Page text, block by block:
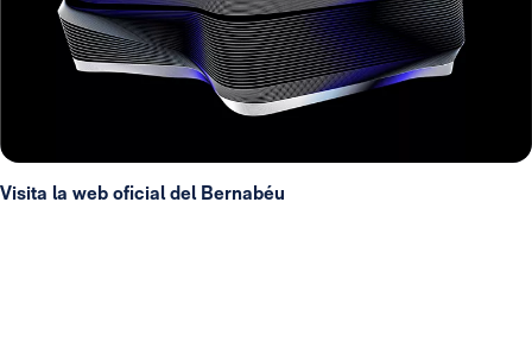
Visita la web oficial del Bernabéu